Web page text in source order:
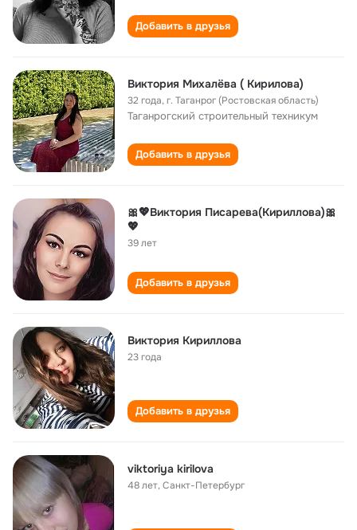
Добавить в друзья
Виктория Михалёва ( Кирилова)
32 года,г. Таганрог (Ростовская область)
Таганрогский строительный техникум
Добавить в друзья
🎀💖Виктория Писарева(Кириллова)🎀
💖
39 лет
Добавить в друзья
Виктория Кириллова
23 года
Добавить в друзья
viktoriya kirilova
48 лет,Санкт-Петербург